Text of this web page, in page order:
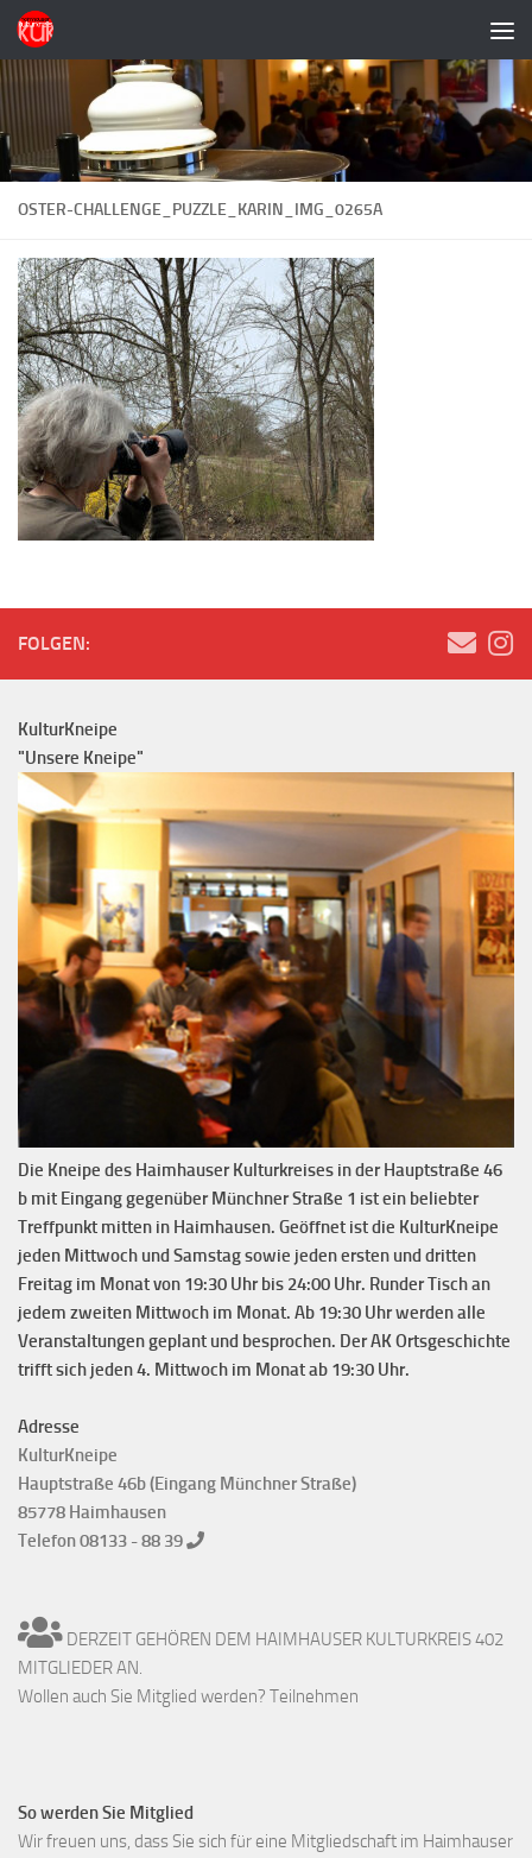
Zum Inhalt springen
OSTER-CHALLENGE_PUZZLE_KARIN_IMG_0265A
FOLGEN:
KulturKneipe
"Unsere Kneipe"
Die Kneipe des Haimhauser Kulturkreises in der Hauptstraße 46
b mit Eingang gegenüber Münchner Straße 1 ist ein beliebter
Treffpunkt mitten in Haimhausen. Geöffnet ist die KulturKneipe
jeden Mittwoch und Samstag sowie jeden ersten und dritten
Freitag im Monat von 19:30 Uhr bis 24:00 Uhr. Runder Tisch an
jedem zweiten Mittwoch im Monat. Ab 19:30 Uhr werden alle
Veranstaltungen geplant und besprochen. Der AK Ortsgeschichte
trifft sich jeden 4. Mittwoch im Monat ab 19:30 Uhr.
Adresse
KulturKneipe
Hauptstraße 46b (Eingang Münchner Straße)
85778 Haimhausen
Telefon 08133 - 88 39
DERZEIT GEHÖREN DEM HAIMHAUSER KULTURKREIS 402
MITGLIEDER AN.
Wollen auch Sie Mitglied werden? Teilnehmen
So werden Sie Mitglied
Wir freuen uns, dass Sie sich für eine Mitgliedschaft im Haimhauser